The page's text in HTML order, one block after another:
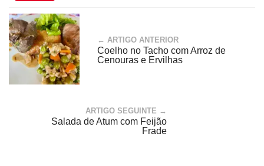
← ARTIGO ANTERIOR
Coelho no Tacho com Arroz de
Cenouras e Ervilhas
ARTIGO SEGUINTE →
Salada de Atum com Feijão
Frade